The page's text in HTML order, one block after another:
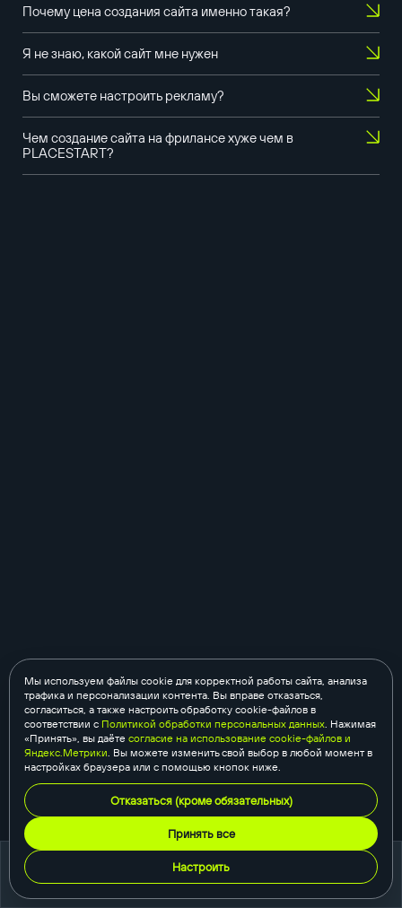
портфолио
Почему цена создания сайта именно такая?
Я не знаю, какой сайт мне нужен
Вы сможете настроить рекламу?
Чем создание сайта на фрилансе хуже чем в
PLACESTART?
Мы используем файлы cookie для корректной работы сайта, анализа
трафика и персонализации контента. Вы вправе отказаться,
согласиться, а также настроить обработку cookie-файлов в
соответствии с Политикой обработки персональных данных. Нажимая
«Принять», вы даёте согласие на использование cookie-файлов и
Яндекс.Метрики. Вы можете изменить свой выбор в любой момент в
настройках браузера или с помощью кнопок ниже.
Отказаться (кроме обязательных)
Принять все
Настроить